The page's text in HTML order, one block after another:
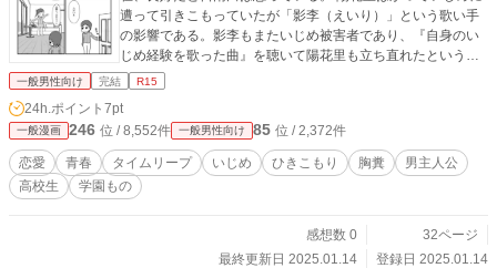
遭って引きこもっていたが「影李（えいり）」という歌い手
の影響である。影李もまたいじめ被害者であり、『自身のい
じめ経験を歌った曲』を聴いて陽花里も立ち直れたという過
去を持つ。 だが実はこの「歌い手・影李」と日南田は高校時
り」をしていた過去があった。 そしてそんなある日、突然日
南田は「高校時代」にタイムリープしてしまう。 そこでは前
の世界と同様、陽花里はまだ引きこもっており、影李もいじ
めに遭っていた。 陽花里に対して「早く復学しないと、将来
大変なことになるよ？」と説教するも、当時不仲だった陽花
る現場に遭遇する。 ここで日南田は 「もしここで彼女を助け
一般男性向け 完結 R15
24h.ポイント 7pt
一般漫画 246 位 / 8,552件 一般男性向け 85 位 / 2,372件
恋愛 青春 タイムリープ いじめ ひきこもり 胸糞
男主人公
高校生
学園もの
感想数 0
32ページ
最終更新日 2025.01.14
登録日 2025.01.14